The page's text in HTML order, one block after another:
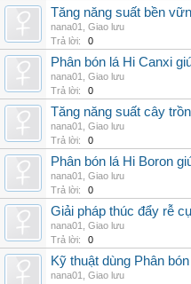
Tăng năng suất bền
nana01
Giao lưu
Trả lời:
0
Phân bón lá Hi Canxi
nana01
Giao lưu
Trả lời:
0
Tăng năng suất cây
nana01
Giao lưu
Trả lời:
0
Phân bón lá Hi Boron
nana01
Giao lưu
Trả lời:
0
Giải pháp thúc đẩy rễ
nana01
Giao lưu
Trả lời:
0
Kỹ thuật dùng Phân
nana01
Giao lưu